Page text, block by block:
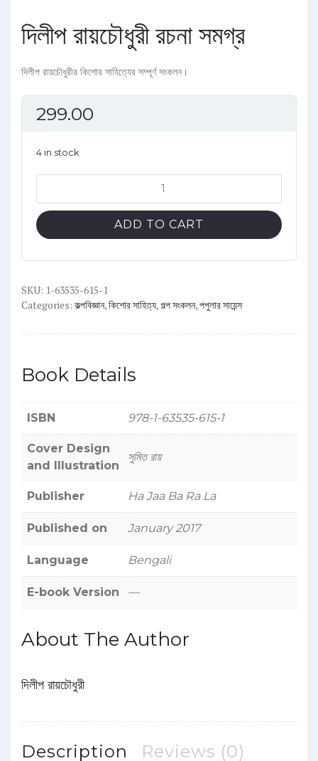
দিলীপ রায়চৌধুরী রচনা সমগ্র
দিলীপ রায়চৌধুরীর কিশোর সাহিত্যের সম্পূর্ণ সংকলন।
299.00
4 in stock
রায়চৌধুরী
রচনা
সমগ্র
ADD TO CART
SKU: 1-63535-615-1
Categories: কল্পবিজ্ঞান,কিশোর সাহিত্য,গল্প সংকলন,পপুলার সায়েন্স
Book Details
ISBN 978-1-63535-615-1
Cover Design
and Illustration
সুমিত রায়
Publisher Ha Jaa Ba Ra La
Published on January 2017
Language Bengali
E-book Version —
About The Author
দিলীপ রায়চৌধুরী
Description Reviews (0)